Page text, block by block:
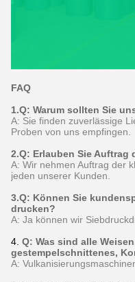
FAQ
1.Q: Warum sollten Sie
A: Sie finden zuverlässige
Proben von uns empfingen.
2.Q: Erlauben Sie Auftrag
A: Wir nehmen Auftrag der
jeden unserer Kunden.
3.Q: Können Sie
drucken?
A: Ja können wir
4. Q: Was sind alle
gestempelschnittenes,
A: